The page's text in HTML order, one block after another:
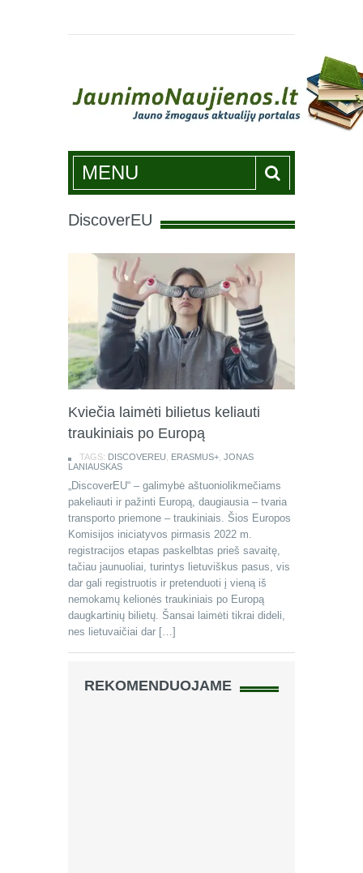
Jaunimonaujienos.lt
MENU
DiscoverEU
Kviečia laimėti bilietus keliauti
traukiniais po Europą
TAGS: DISCOVEREU ERASMUS+ JONAS
LANIAUSKAS
„DiscoverEU“ – galimybė aštuoniolikmečiams
pakeliauti ir pažinti Europą, daugiausia – tvaria
transporto priemone – traukiniais. Šios Europos
Komisijos iniciatyvos pirmasis 2022 m.
registracijos etapas paskelbtas prieš savaitę,
tačiau jaunuoliai, turintys lietuviškus pasus, vis
dar gali registruotis ir pretenduoti į vieną iš
nemokamų kelionės traukiniais po Europą
daugkartinių bilietų. Šansai laimėti tikrai dideli,
nes lietuvaičiai dar […]
REKOMENDUOJAME